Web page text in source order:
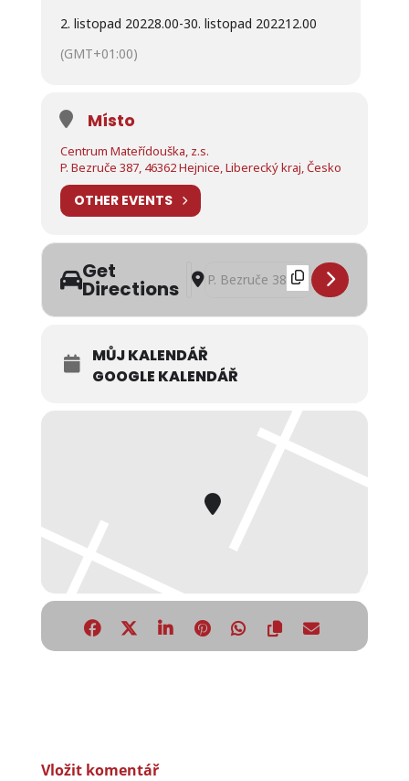
2. listopad 20228.00-30. listopad 202212.00
(GMT+01:00)
Místo
Centrum Mateřídouška, z.s.
P. Bezruče 387, 46362 Hejnice, Liberecký kraj, Česko
OTHER EVENTS
Get
Directions
Address - Mamaklub v rodinném
Destination Address - Mamaklub
MŮJ KALENDÁŘ
GOOGLE KALENDÁŘ
Vložit komentář